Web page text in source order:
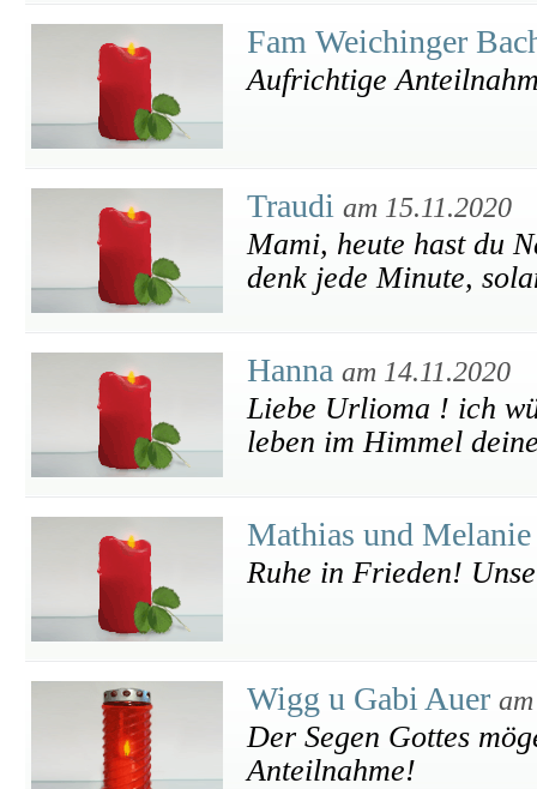
Fam Weichinger
Aufrichtige
Traudi am 15.11.2020
Mami, heute hast du
denk jede Minute,
Hanna am 14.11.2020
Liebe Urlioma ! ich
leben im Himmel
Mathias und
Ruhe in Frieden!
Wigg u Gabi Auer
Der Segen Gottes
Anteilnahme!